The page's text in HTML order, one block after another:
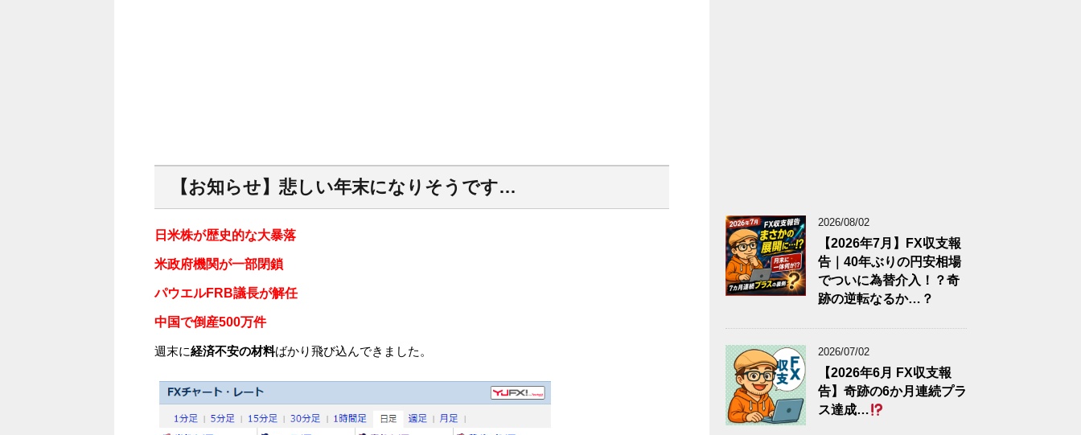
【お知らせ】悲しい年末になりそうです…
日米株が歴史的な大暴落
米政府機関が一部閉鎖
パウエルFRB議長が解任
中国で倒産500万件
週末に経済不安の材料ばかり飛び込んできました。
2026/08/02
【2026年7月】FX収支報
告｜40年ぶりの円安相場
でついに為替介入！？奇
跡の逆転なるか…？
2026/07/02
【2026年6月 FX収支報
告】奇跡の6か月連続プラ
ス達成…